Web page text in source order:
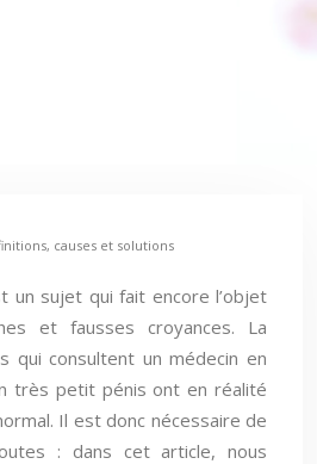
causes et solutions
un sujet qui fait encore l’objet
et fausses croyances. La
qui consultent un médecin en
très petit pénis ont en réalité
Il est donc nécessaire de
: dans cet article, nous